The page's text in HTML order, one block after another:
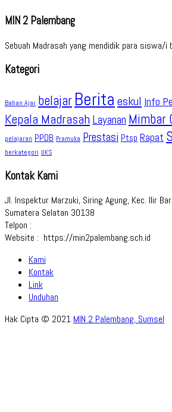
MIN 2 Palembang
Sebuah Madrasah yang mendidik para siswa/i
Kategori
Bahan Ajar belajar Berita eskul Info
Kepala Madrasah Layanan Mimbar
pelajaran PPDB Pramuka Prestasi Ptsp Rapat
berkategori UKS
Kontak Kami
Jl. Inspektur Marzuki, Siring Agung, Kec. Ilir
Sumatera Selatan 30138
Telpon :
Website : https://min2palembang.sch.id
Kami
Kontak
Link
Unduhan
Hak Cipta © 2021 MIN 2 Palembang, Sumsel